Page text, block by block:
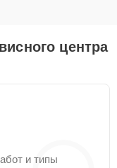
центра
и типы